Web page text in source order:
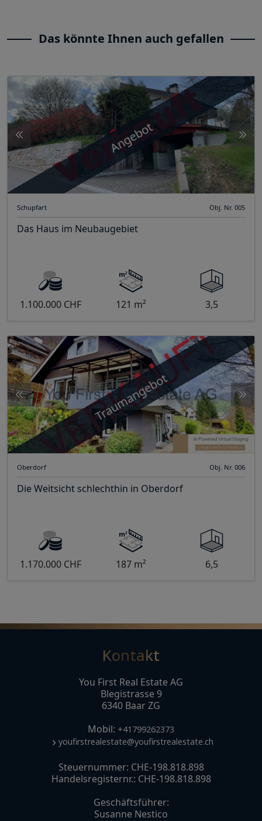
Das könnte Ihnen auch gefallen
Angebot
Schupfart Obj. Nr. 005
Das Haus im Neubaugebiet
1.100.000 CHF 121 m² 3,5
Traumangebot
Oberdorf Obj. Nr. 006
Die Weitsicht schlechthin in Oberdorf
1.170.000 CHF 187 m² 6,5
Kontakt
You First Real Estate AG
Blegistrasse 9
6340 Baar ZG
Mobil: +41799262373
youfirstrealestate@youfirstrealestate.ch
Steuernummer: CHE-198.818.898
Handelsregisternr.: CHE-198.818.898
Geschäftsführer:
Susanne Nestico